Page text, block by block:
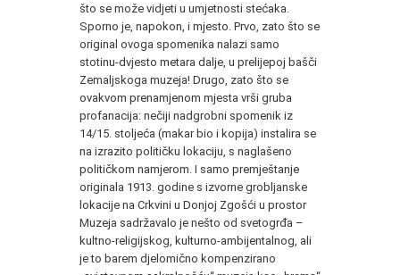
što se može vidjeti u umjetnosti stećaka.
Sporno je, napokon, i mjesto. Prvo, zato što se
original ovoga spomenika nalazi samo
stotinu-dvjesto metara dalje, u prelijepoj bašči
Zemaljskoga muzeja! Drugo, zato što se
ovakvom prenamjenom mjesta vrši gruba
profanacija: nečiji nadgrobni spomenik iz
14/15. stoljeća (makar bio i kopija) instalira se
na izrazito političku lokaciju, s naglašeno
političkom namjerom. I samo premještanje
originala 1913. godine s izvorne grobljanske
lokacije na Crkvini u Donjoj Zgošći u prostor
Muzeja sadržavalo je nešto od svetogrđa –
kultno-religijskog, kulturno-ambijentalnog, ali
je to barem djelomično kompenzirano